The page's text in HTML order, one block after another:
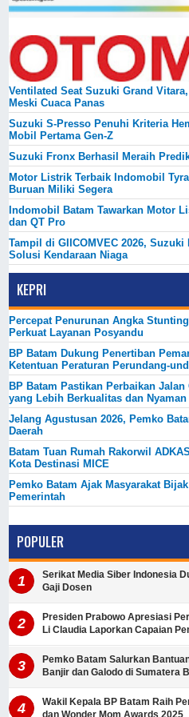
Ventilated Seat Suzuki Grand
Meski Cuaca Panas
Suzuki S-Presso Penuhi Kriteria
Mobil Pertama Gen-Z
Suzuki Fronx Berhasil Meraih
Motor Listrik Terbaik Indomobil
Buruan Miliki Segera
Indomobil Batam Tawarkan Motor
dan QT Pro
Tampil di GIICOMVEC 2026,
Solusi Kendaraan Niaga
KEPRI
Percepat Penurunan Angka
Perkuat Layanan Posyandu
BP Batam Dukung Penertiban
Ketentuan Peraturan Perundang-
BP Batam Pastikan Perbaikan
yang Lebih Berkualitas dan Nyaman
Jelang Agustusan 2026, Pemko
Daerah
Batam Tuan Rumah Rakorwil
Kota Destinasi MICE
Pemko Batam Ajak Masyarakat
Pemerintah
POPULER
Serikat Media Siber Indonesia
Gaji Dosen
Presiden Prabowo Apresiasi
Li Claudia Laporkan Capaian
Pemko Batam Salurkan
Banjir dan Galodo di Sumatera
Wakil Kepala BP Batam Raih